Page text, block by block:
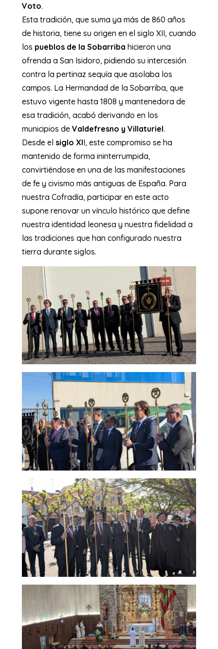
Voto.
​Esta tradición, que suma ya más de 860 años
de historia, tiene su origen en el siglo XII, cuando
los pueblos de la Sobarriba hicieron una
ofrenda a San Isidoro, pidiendo su intercesión
contra la pertinaz sequía que asolaba los
campos. La Hermandad de la Sobarriba, que
estuvo vigente hasta 1808 y mantenedora de
esa tradición, acabó derivando en los
municipios de Valdefresno y Villaturiel.
​Desde el siglo XII, este compromiso se ha
mantenido de forma ininterrumpida,
convirtiéndose en una de las manifestaciones
de fe y civismo más antiguas de España. Para
nuestra Cofradía, participar en este acto
supone renovar un vínculo histórico que define
nuestra identidad leonesa y nuestra fidelidad a
las tradiciones que han configurado nuestra
tierra durante siglos.